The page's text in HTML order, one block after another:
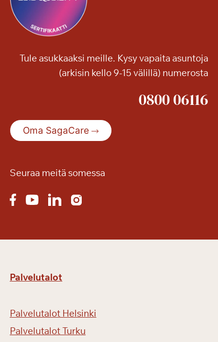
Tule asukkaaksi meille. Kysy vapaita asuntoja
(arkisin kello 9-15 välillä) numerosta
0800 06116
Oma SagaCare
Seuraa meitä somessa
Palvelutalot
Palvelutalot Helsinki
Palvelutalot Turku